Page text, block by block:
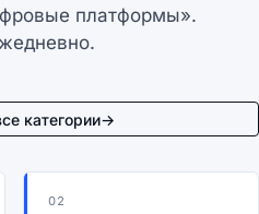
платформы».
категории→
02